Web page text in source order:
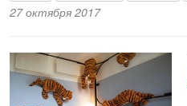
27 октября 2017